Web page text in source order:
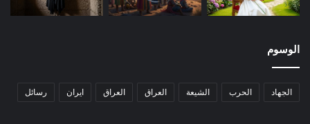
الوسوم
الجهاد الحرب الشيعة العراق العراق ايران رسائل